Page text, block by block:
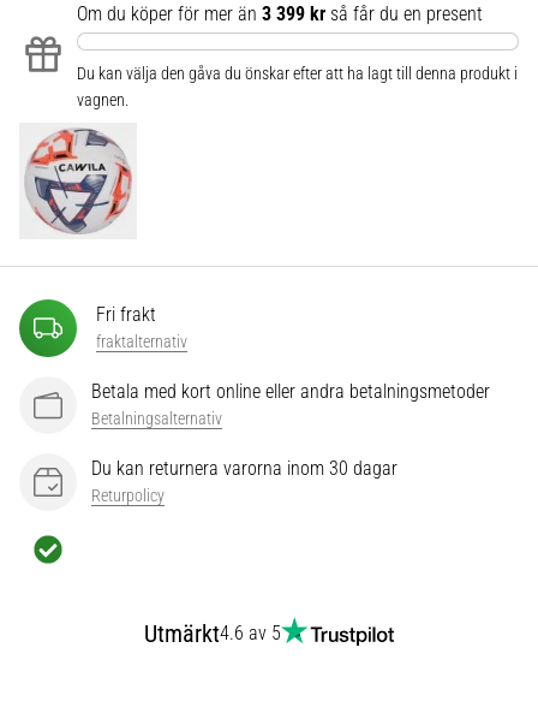
varje
beröring.
Perfekta
spelare
som…
alla
artiklar
Om du köper för mer än 3 399 kr så får du en present
Du kan välja den gåva du önskar efter att ha lagt till denna produkt i
vagnen.
Fri frakt
fraktalternativ
Betala med kort online eller andra betalningsmetoder
Betalningsalternativ
Du kan returnera varorna inom 30 dagar
Returpolicy
Utmärkt4.6 av 5